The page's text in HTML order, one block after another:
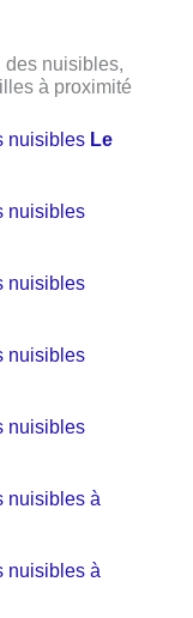
des nuisibles,
à proximité
nuisibles Le
nuisibles
nuisibles
nuisibles
nuisibles
nuisibles à
nuisibles à